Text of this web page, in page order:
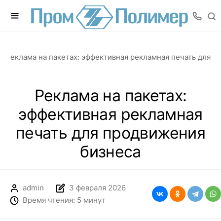
Реклама на пакетах: эффективная рекламная печать для
Реклама на пакетах:
эффективная рекламная
печать для продвижения
бизнеса
admin
3 февраля 2026
Время чтения: 5 минут